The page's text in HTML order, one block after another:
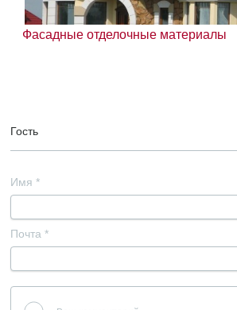
Фасадные отделочные материалы
Гость
Имя *
Почта *